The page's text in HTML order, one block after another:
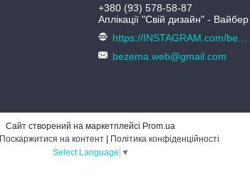
+380 (93) 578-58-87
Аплікації "Свій дизайн" - Вайбер
bezema.web@gmail.com
Сайт створений на маркетплейсі Prom.ua
Поскаржитися на контент
Політика конфіденційності
Select Language ▼